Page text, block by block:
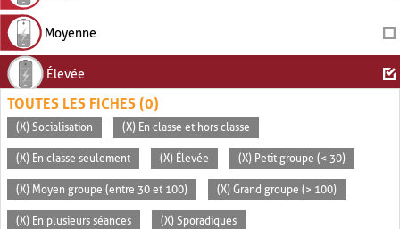
Moyenne
Élevée
TOUTES LES FICHES (0)
(X) Socialisation (X) En classe et hors classe
(X) En classe seulement (X) Élevée (X) Petit groupe (< 30)
(X) Moyen groupe (entre 30 et 100) (X) Grand groupe (> 100)
(X) En plusieurs séances (X) Sporadiques